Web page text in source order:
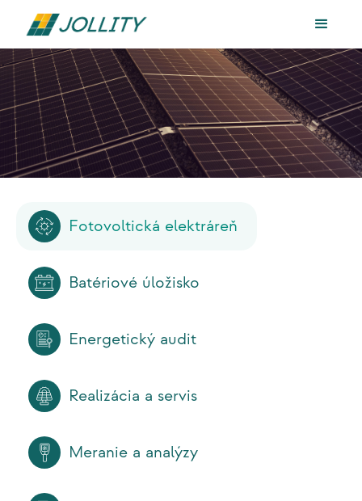
Fotovoltická elektráreň
Batériové úložisko
Energetický audit
Realizácia a servis
Meranie a analýzy